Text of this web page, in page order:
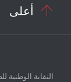
 أعلى
النقابة